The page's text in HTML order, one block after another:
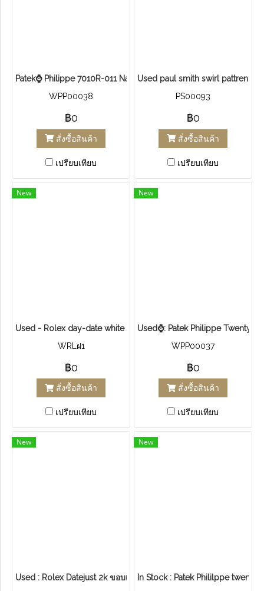
Patek⌚ Philippe 7010R-011​ Nautilus Rose Gold สายหนังจรเข้สีเบ
WPP00038
฿0
สั่งซื้อสินค้า
เปรียบเทียบ
Used paul smith swirl pattren
PS00093
฿0
สั่งซื้อสินค้า
เปรียบเทียบ
New
Used​ -​ Rolex day-date white gold president 36mm. ขอบเพชร ห
WRLฝ1
฿0
สั่งซื้อสินค้า
เปรียบเทียบ
New
Used⌚: Patek Philippe Twenty-
WPP00037
฿0
สั่งซื้อสินค้า
เปรียบเทียบ
New
Used : Rolex Datejust 2k ขอบเพชรนามเตย หน้าปิรมิด ขาวครีม
New
In Stock : Patek Phililppe